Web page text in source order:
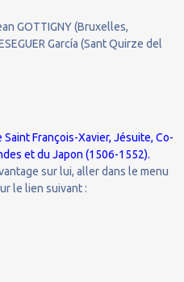
GOTTIGNY (Bruxelles,
García (Sant Quirze del
François-Xavier, Jésuite, Co-
et du Japon (1506-1552).
sur lui, aller dans le menu
le lien suivant :